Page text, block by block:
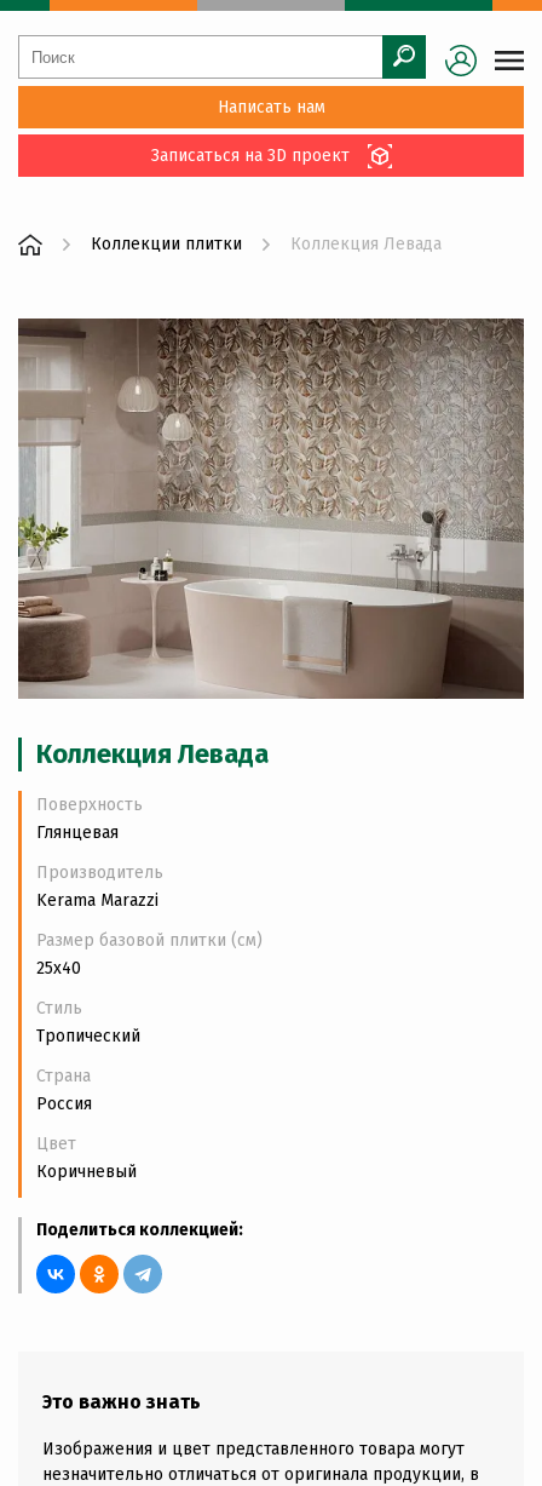
Написать нам
Записаться на 3D проект
Коллекции плитки Коллекция Левада
Коллекция Левада
Поверхность
Глянцевая
Производитель
Kerama Marazzi
Размер базовой плитки (см)
25x40
Стиль
Тропический
Страна
Россия
Цвет
Коричневый
Поделиться коллекцией:
Это важно знать
Изображения и цвет представленного товара могут
незначительно отличаться от оригинала продукции, в